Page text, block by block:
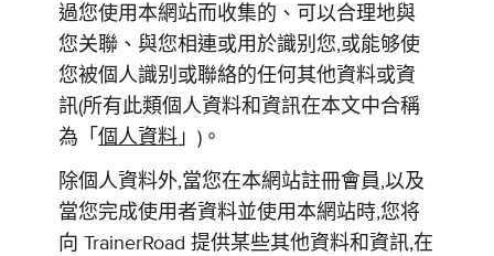
過您使用本網站而收集的、可以合理地與
您关聯、與您相連或用於識别您,或能够使
您被個人識别或聯絡的任何其他資料或資
訊(所有此類個人資料和資訊在本文中合稱
為「個人資料 」)。
除個人資料外,當您在本網站註冊會員,以及
當您完成使用者資料並使用本網站時,您将
向 TrainerRoad 提供某些其他資料和資訊,在